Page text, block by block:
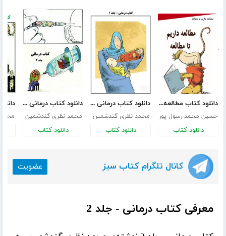
دانلود کتاب مطالعه کردن
حسین محمد رسول پور
دانلود کتاب
دانلود کتاب درمانی - جلد 1
محمد نظری گندشمین
دانلود کتاب
دانلود کتاب درمانی - جلد 3
محمد نظری گندشمین
دانلود کتاب
کانال تلگرام کتاب سبز عضویت
معرفی کتاب درمانی - جلد 2